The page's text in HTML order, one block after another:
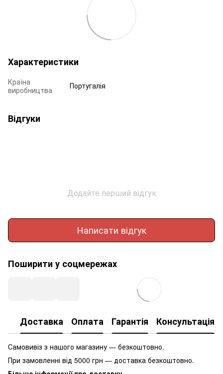
Характеристики
Країна
виробництва
Португалія
Відгуки
Додайте перший відгук
Написати відгук
Поширити у соцмережах
Доставка Оплата Гарантія Консультація
Самовивіз з нашого магазину — безкоштовно.
При замовленні від 5000 грн — доставка безкоштовно.